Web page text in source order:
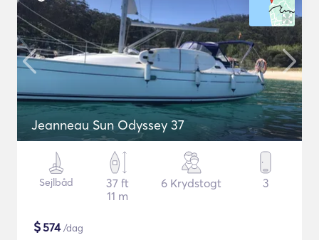
Jeanneau Sun Odyssey 37
Sejlbåd
37 ft
11 m
6 Krydstogt 3
$574/dag